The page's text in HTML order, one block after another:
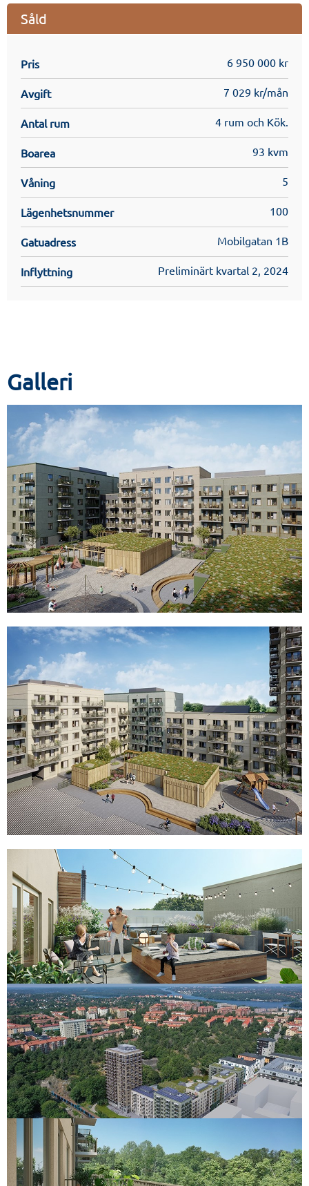
Såld
Pris 6 950 000 kr
Avgift 7 029 kr/mån
Antal rum 4 rum och Kök.
Boarea 93 kvm
Våning 5
Lägenhetsnummer 100
Gatuadress Mobilgatan 1B
Inflyttning Preliminärt kvartal 2, 2024
Galleri